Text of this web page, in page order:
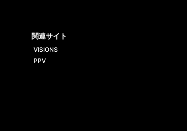
関連サイト
VISIONS
PPV